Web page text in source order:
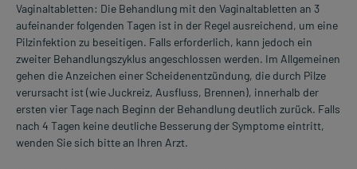
Vaginaltabletten: Die Behandlung mit den Vaginaltabletten an 3
aufeinander folgenden Tagen ist in der Regel ausreichend, um eine
Pilzinfektion zu beseitigen. Falls erforderlich, kann jedoch ein
zweiter Behandlungszyklus angeschlossen werden. Im Allgemeinen
gehen die Anzeichen einer Scheidenentzündung, die durch Pilze
verursacht ist (wie Juckreiz, Ausfluss, Brennen), innerhalb der
ersten vier Tage nach Beginn der Behandlung deutlich zurück. Falls
nach 4 Tagen keine deutliche Besserung der Symptome eintritt,
wenden Sie sich bitte an Ihren Arzt.